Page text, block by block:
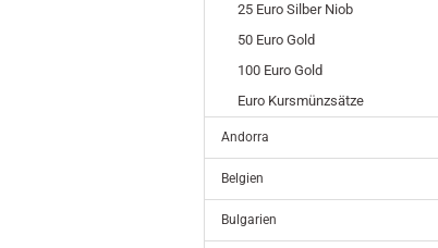
25 Euro Silber Niob
50 Euro Gold
100 Euro Gold
Euro Kursmünzsätze
Andorra
Belgien
Bulgarien